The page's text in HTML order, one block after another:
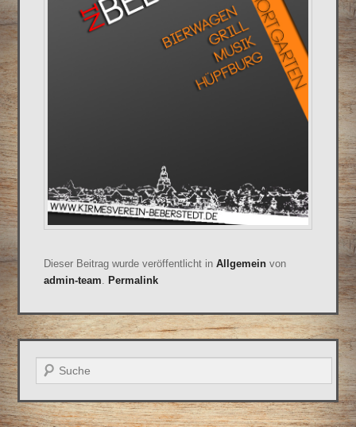
Dieser Beitrag wurde veröffentlicht inAllgemein von
admin-team
Permalink
Suche